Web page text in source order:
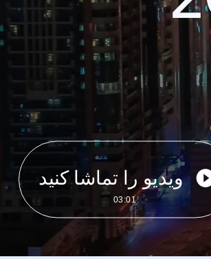
ویدیو را تماشا کنید
03:01